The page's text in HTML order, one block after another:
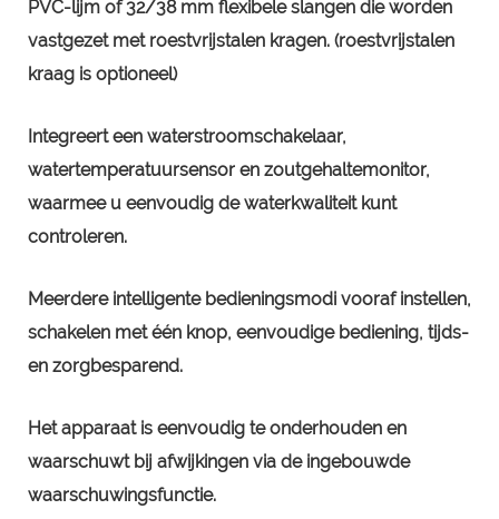
PVC-lijm of 32/38 mm flexibele slangen die worden
vastgezet met roestvrijstalen kragen. (roestvrijstalen
kraag is optioneel)
Integreert een waterstroomschakelaar,
watertemperatuursensor en zoutgehaltemonitor,
waarmee u eenvoudig de waterkwaliteit kunt
controleren.
Meerdere intelligente bedieningsmodi vooraf instellen,
schakelen met één knop, eenvoudige bediening, tijds-
en zorgbesparend.
Het apparaat is eenvoudig te onderhouden en
waarschuwt bij afwijkingen via de ingebouwde
waarschuwingsfunctie.